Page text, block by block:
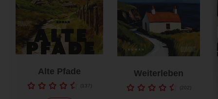
Alte Pfade
(137)
Weiterleben
(202)